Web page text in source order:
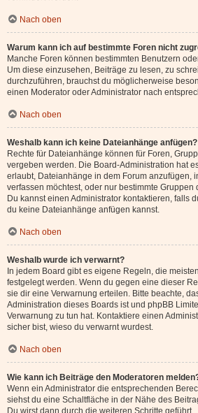
Nach oben
Warum kann ich auf bestimmte Foren nicht
Manche Foren können bestimmten Benutzern
Um diese einzusehen, Beiträge zu lesen, zu
durchzuführen, brauchst du möglicherweise
einen Moderator oder Administrator nach
Nach oben
Weshalb kann ich keine Dateianhänge anfügen?
Rechte für Dateianhänge können für Foren,
vergeben werden. Die Board-Administration hat
erlaubt, Dateianhänge in dem Forum anzufügen,
verfassen möchtest, oder nur bestimmte
Du kannst einen Administrator kontaktieren, falls
du keine Dateianhänge anfügen kannst.
Nach oben
Weshalb wurde ich verwarnt?
In jedem Board gibt es eigene Regeln, die
festgelegt werden. Wenn du gegen eine dieser
sie dir eine Verwarnung erteilen. Bitte beachte,
Administration dieses Boards ist und phpBB
Verwarnung zu tun hat. Kontaktiere einen
sicher bist, wieso du verwarnt wurdest.
Nach oben
Wie kann ich Beiträge den Moderatoren
Wenn ein Administrator die entsprechenden
siehst du eine Schaltfläche in der Nähe des
Du wirst dann durch die weiteren Schritte geführt.